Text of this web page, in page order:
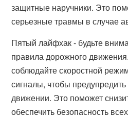
защитные наручники. Это
серьезные травмы в случае
Пятый лайфхак - будьте
правила дорожного
соблюдайте скоростной
сигналы, чтобы
движении. Это поможет
обеспечить безопасность